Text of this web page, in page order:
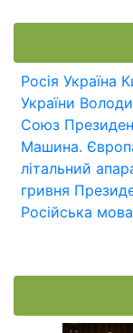
Росія Україна
України
Союз
Машина.
літальний
гривня
Російська мова